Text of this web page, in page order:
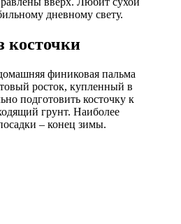
дневному свету.
косточки
финиковая пальма
росток, купленный в
подготовить косточку к
грунт. Наиболее
– конец зимы.